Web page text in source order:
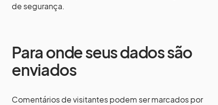
de segurança.
Para onde seus dados são
enviados
Comentários de visitantes podem ser marcados por